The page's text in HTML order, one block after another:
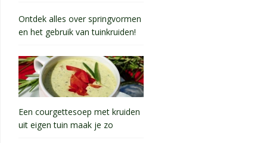
Ontdek alles over springvormen
en het gebruik van tuinkruiden!
Een courgettesoep met kruiden
uit eigen tuin maak je zo